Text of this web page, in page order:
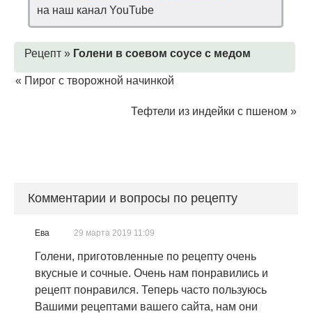
на наш канал YouTube
Рецепт » Голени в соевом соусе с медом
« Пирог с творожной начинкой
Тефтели из индейки с пшеном »
Комментарии и вопросы по рецепту
Ева 29 марта 2019 11:09
Голени, приготовленные по рецепту очень
вкусные и сочные. Очень нам понравились и
рецепт понравился. Теперь часто пользуюсь
Вашими рецептами вашего сайта, нам они